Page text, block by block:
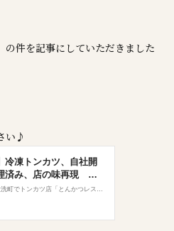
件を記事にしていただきました
い♪